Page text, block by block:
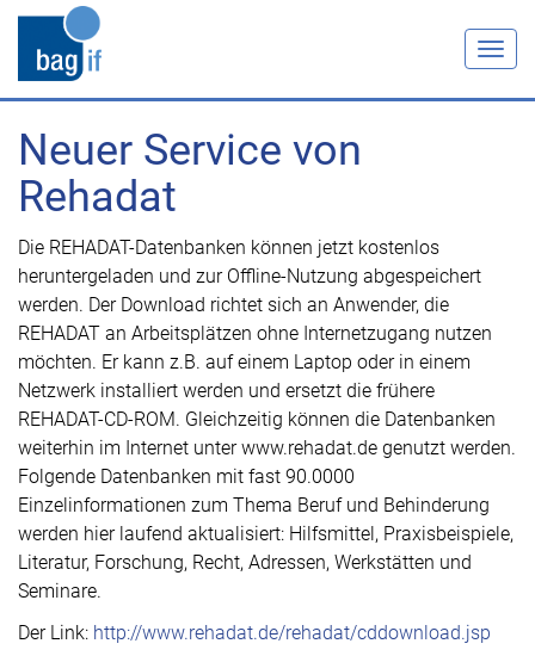
Neuer Service von
Rehadat
Die REHADAT-Datenbanken können jetzt kostenlos
heruntergeladen und zur Offline-Nutzung abgespeichert
werden. Der Download richtet sich an Anwender, die
REHADAT an Arbeitsplätzen ohne Internetzugang nutzen
möchten. Er kann z.B. auf einem Laptop oder in einem
Netzwerk installiert werden und ersetzt die frühere
REHADAT-CD-ROM. Gleichzeitig können die Datenbanken
weiterhin im Internet unter www.rehadat.de genutzt werden.
Folgende Datenbanken mit fast 90.0000
Einzelinformationen zum Thema Beruf und Behinderung
werden hier laufend aktualisiert: Hilfsmittel, Praxisbeispiele,
Literatur, Forschung, Recht, Adressen, Werkstätten und
Seminare.
Der Link: http://www.rehadat.de/rehadat/cddownload.jsp